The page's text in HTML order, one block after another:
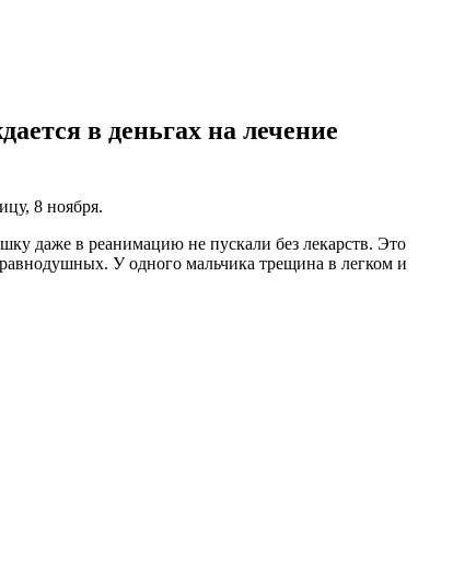
в деньгах на лечение
8 ноября.
даже в реанимацию не пускали без лекарств. Это
У одного мальчика трещина в легком и